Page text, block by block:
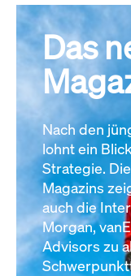
Das
Nach den
lohnt ein
Strategie.
Magazins
auch die
Morgan,
Advisors zu